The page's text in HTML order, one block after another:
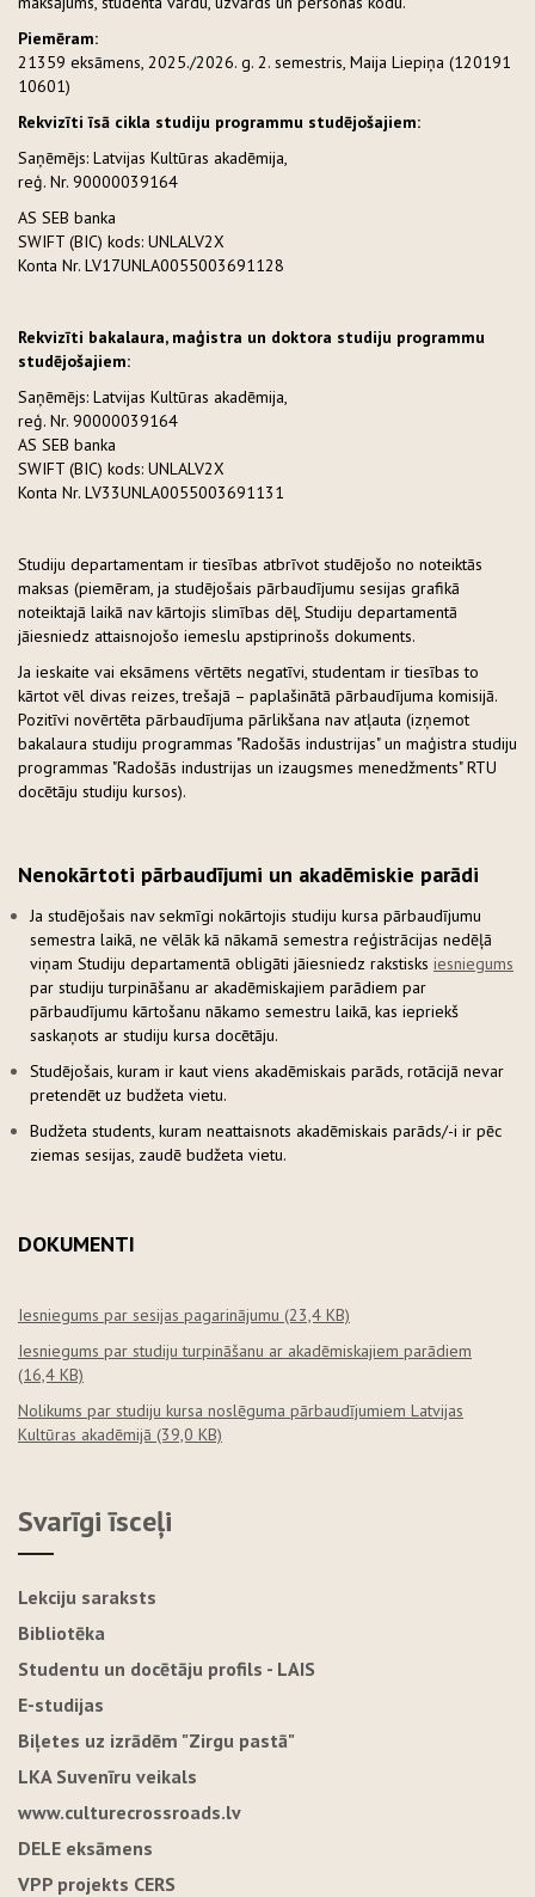
Piemēram:
21359 eksāmens, 2025./2026. g. 2. semestris, Maija Liepiņa (120191
10601)
Rekvizīti īsā cikla studiju programmu studējošajiem:
Saņēmējs: Latvijas Kultūras akadēmija,
reģ. Nr. 90000039164
AS SEB banka
SWIFT (BIC) kods: UNLALV2X
Konta Nr. LV17UNLA0055003691128
Rekvizīti bakalaura, maģistra un doktora studiju programmu
studējošajiem:
Saņēmējs: Latvijas Kultūras akadēmija,
reģ. Nr. 90000039164
AS SEB banka
SWIFT (BIC) kods: UNLALV2X
Konta Nr. LV33UNLA0055003691131
Studiju departamentam ir tiesības atbrīvot studējošo no noteiktās
maksas (piemēram, ja studējošais pārbaudījumu sesijas grafikā
noteiktajā laikā nav kārtojis slimības dēļ, Studiju departamentā
jāiesniedz attaisnojošo iemeslu apstiprinošs dokuments.
Ja ieskaite vai eksāmens vērtēts negatīvi, studentam ir tiesības to
kārtot vēl divas reizes, trešajā – paplašinātā pārbaudījuma komisijā.
Pozitīvi novērtēta pārbaudījuma pārlikšana nav atļauta (izņemot
bakalaura studiju programmas "Radošās industrijas" un maģistra studiju
programmas "Radošās industrijas un izaugsmes menedžments" RTU
docētāju studiju kursos).
Nenokārtoti pārbaudījumi un akadēmiskie parādi
Ja studējošais nav sekmīgi nokārtojis studiju kursa pārbaudījumu
semestra laikā, ne vēlāk kā nākamā semestra reģistrācijas nedēļā
viņam Studiju departamentā obligāti jāiesniedz rakstisks iesniegums
par studiju turpināšanu ar akadēmiskajiem parādiem par
pārbaudījumu kārtošanu nākamo semestru laikā, kas iepriekš
saskaņots ar studiju kursa docētāju.
Studējošais, kuram ir kaut viens akadēmiskais parāds, rotācijā nevar
pretendēt uz budžeta vietu.
Budžeta students, kuram neattaisnots akadēmiskais parāds/-i ir pēc
ziemas sesijas, zaudē budžeta vietu.
DOKUMENTI
Iesniegums par sesijas pagarinājumu (23,4 KB)
Iesniegums par studiju turpināšanu ar akadēmiskajiem parādiem
(16,4 KB)
Nolikums par studiju kursa noslēguma pārbaudījumiem Latvijas
Kultūras akadēmijā (39,0 KB)
Svarīgi īsceļi
Lekciju saraksts
Bibliotēka
Studentu un docētāju profils - LAIS
E-studijas
Biļetes uz izrādēm "Zirgu pastā"
LKA Suvenīru veikals
www.culturecrossroads.lv
DELE eksāmens
VPP projekts CERS